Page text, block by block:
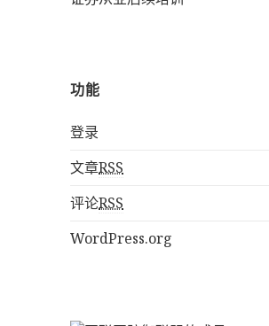
功能
登录
文章RSS
评论RSS
WordPress.org